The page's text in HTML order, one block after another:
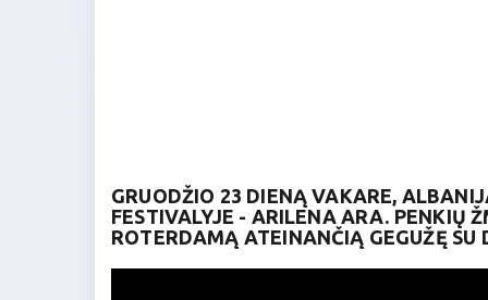
GRUODŽIO 23 DIENĄ VAKARE,
FESTIVALYJE - ARILENA ARA. PENKIŲ
ROTERDAMĄ ATEINANČIĄ GEGUŽĘ